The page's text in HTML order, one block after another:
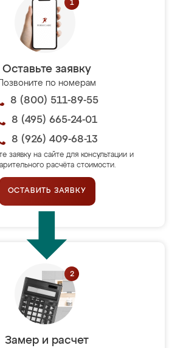
Оставьте заявку
Позвоните по номерам
8 (800) 511-89-55
8 (495) 665-24-01
8 (926) 409-68-13
заявку на сайте для консультации и
расчёта стоимости.
ОСТАВИТЬ ЗАЯВКУ
Замер и расчет